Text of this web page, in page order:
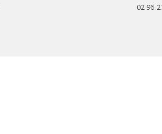
02 96